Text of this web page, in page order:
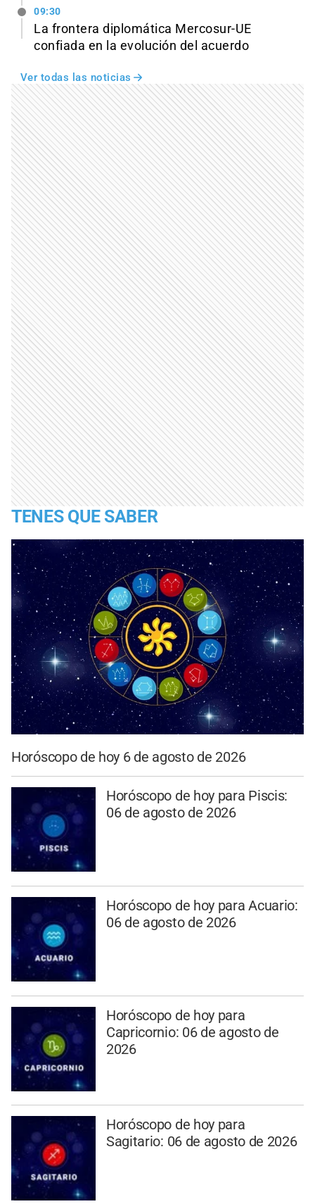
09:30
La frontera diplomática Mercosur-UE
confiada en la evolución del acuerdo
Ver todas las noticias
TENES QUE SABER
Horóscopo de hoy 6 de agosto de 2026
Horóscopo de hoy para Piscis:
06 de agosto de 2026
Horóscopo de hoy para Acuario:
06 de agosto de 2026
Horóscopo de hoy para
Capricornio: 06 de agosto de
2026
Horóscopo de hoy para
Sagitario: 06 de agosto de 2026